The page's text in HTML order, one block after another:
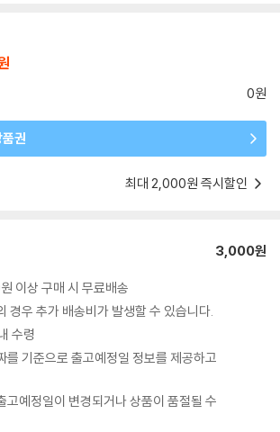
0원
권
최대 2,000원 즉시할인
3,000원
이상 구매 시 무료배송
경우 추가 배송비가 발생할 수 있습니다.
수령
를 기준으로 출고예정일 정보를 제공하고
고예정일이 변경되거나 상품이 품절될 수